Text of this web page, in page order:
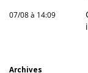
07/08 à 14:09
Archives